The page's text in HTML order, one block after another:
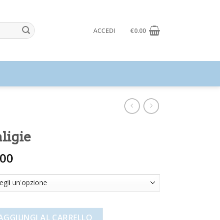
ACCEDI €0.00
AL CARRELLO